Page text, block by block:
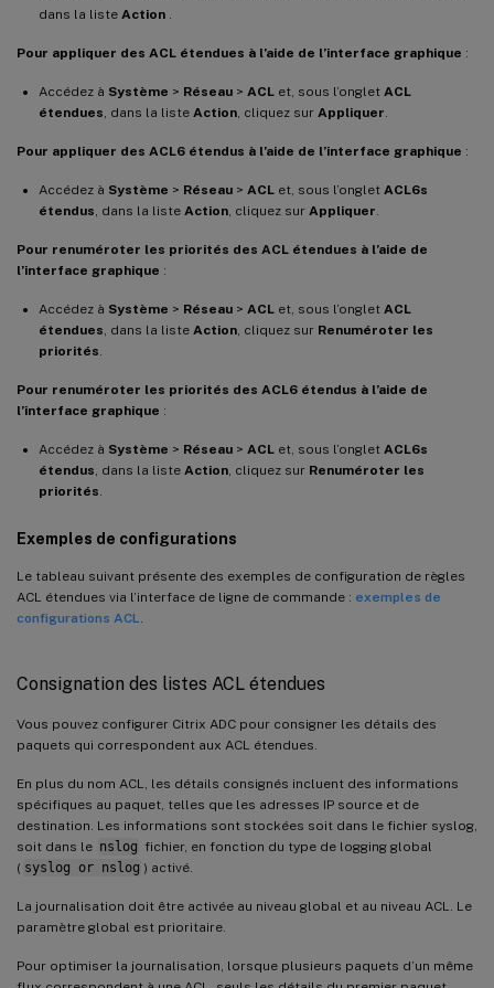
dans la liste Action
Pour appliquer des ACL étendues à l’aide de l’interface graphique :
Accédez à Système > Réseau > ACL et, sous l’onglet ACL
étendues , dans la liste Action , cliquez sur Appliquer
Pour appliquer des ACL6 étendus à l’aide de l’interface graphique :
Accédez à Système > Réseau > ACL et, sous l’onglet ACL6s
étendus , dans la liste Action , cliquez sur Appliquer
Pour renuméroter les priorités des ACL étendues à l’aide de
l’interface graphique :
Accédez à Système > Réseau > ACL et, sous l’onglet ACL
étendues , dans la liste Action , cliquez sur Renuméroter les
priorités
Pour renuméroter les priorités des ACL6 étendus à l’aide de
l’interface graphique :
Accédez à Système > Réseau > ACL et, sous l’onglet ACL6s
étendus , dans la liste Action , cliquez sur Renuméroter les
priorités
Exemples de configurations
Le tableau suivant présente des exemples de configuration de règles
ACL étendues via l’interface de ligne de commande : exemples de
configurations ACL
Consignation des listes ACL étendues
Vous pouvez configurer Citrix ADC pour consigner les détails des
paquets qui correspondent aux ACL étendues.
En plus du nom ACL, les détails consignés incluent des informations
spécifiques au paquet, telles que les adresses IP source et de
destination. Les informations sont stockées soit dans le fichier syslog,
soit dans le nslog fichier, en fonction du type de logging global
( syslog or nslog ) activé.
La journalisation doit être activée au niveau global et au niveau ACL. Le
paramètre global est prioritaire.
Pour optimiser la journalisation, lorsque plusieurs paquets d’un même